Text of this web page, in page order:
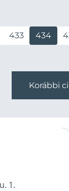
433 434
Korábbi
1.